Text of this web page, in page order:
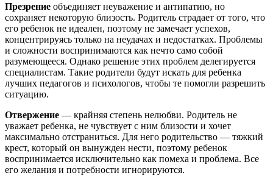
Презрение объединяет неуважение и антипатию, но
сохраняет некоторую близость. Родитель страдает от того, что
его ребенок не идеален, поэтому не замечает успехов,
концентрируясь только на неудачах и недостатках. Проблемы
и сложности воспринимаются как нечто само собой
разумеющееся. Однако решение этих проблем делегируется
специалистам. Такие родители будут искать для ребенка
лучших педагогов и психологов, чтобы те помогли разрешить
ситуацию.
Отвержение — крайняя степень нелюбви. Родитель не
уважает ребенка, не чувствует с ним близости и хочет
максимально отстраниться. Для него родительство — тяжкий
крест, который он вынужден нести, поэтому ребенок
воспринимается исключительно как помеха и проблема. Все
его желания и потребности игнорируются.